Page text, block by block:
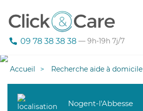
09 78 38 38 38 — 9h-19h 7j/7
Accueil Recherche aide à domicile